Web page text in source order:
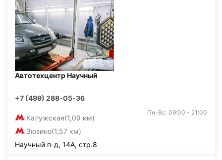
Автотехцентр Научный
+7 (499) 288-05-36
Калужская(1,09 км)
Зюзино(1,57 км)
Пн-Вс: 09:00 - 21:00
Научный п-д, 14А, стр.8